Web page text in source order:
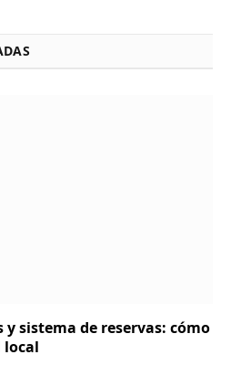
sistema de reservas: cómo
local